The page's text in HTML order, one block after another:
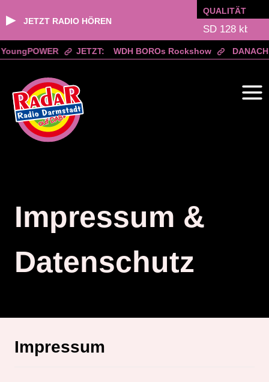
▶ JETZT RADIO HÖREN
QUALITÄT
JETZT: WDH BOROs Rockshow DANACH:
springen
Impressum &
Datenschutz
Impressum